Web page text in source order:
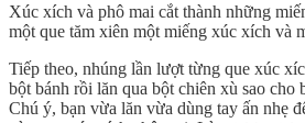
Xúc xích và phô mai cắt thành những
một que tăm xiên một miếng xúc xích và
Tiếp theo, nhúng lần lượt từng que xúc
bột bánh rồi lăn qua bột chiên xù sao cho
Chú ý, bạn vừa lăn vừa dùng tay ấn nhẹ